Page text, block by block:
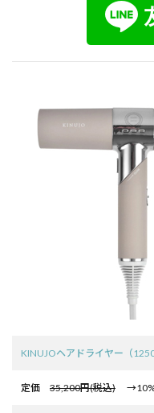
KINUJOヘアドライヤー（
定価 35,200円(税込)
チューニングストレー
シースルー
40代
トリートメント
ハイライトカラー